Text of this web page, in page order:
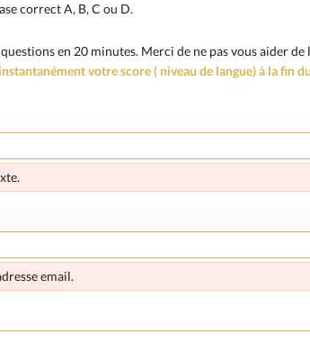
correct A, B, C ou D.
en 20 minutes. Merci de ne pas vous aider
votre score ( niveau de langue) à la fin
email.